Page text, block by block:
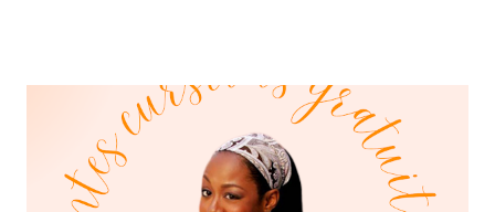
https://www.netfontes.com.br/view/fontecursivapontilhada/ 2.
Fonte Life Lissons Link >> https://www.dafont.com/pt/life-
lessons.font 3. Fonte Memima Mestra 2 Link >>
https://www.netfontes.com.br/view/mestra2/ 4. Fonte Memima